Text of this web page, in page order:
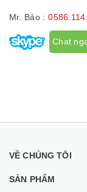
Mr. Bảo :
Chat
VỀ CHÚNG TÔI
SẢN PHẨM